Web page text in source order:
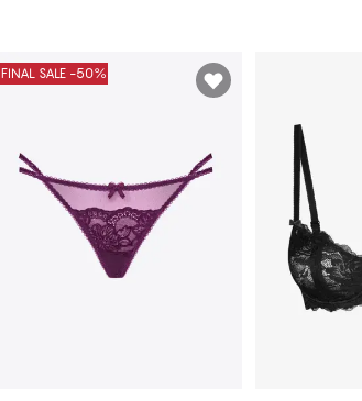
FINAL SALE -50%